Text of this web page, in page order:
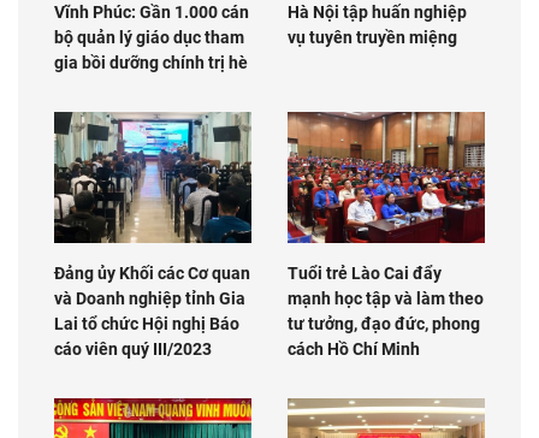
Vĩnh Phúc: Gần 1.000 cán
bộ quản lý giáo dục tham
gia bồi dưỡng chính trị hè
Hà Nội tập huấn nghiệp
vụ tuyên truyền miệng
Đảng ủy Khối các Cơ quan
và Doanh nghiệp tỉnh Gia
Lai tổ chức Hội nghị Báo
cáo viên quý III/2023
Tuổi trẻ Lào Cai đẩy
mạnh học tập và làm theo
tư tưởng, đạo đức, phong
cách Hồ Chí Minh